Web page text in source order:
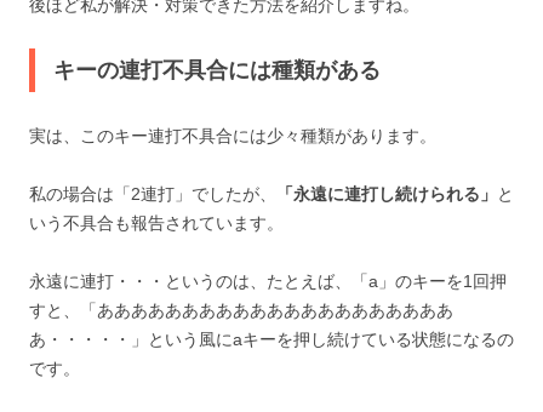
後ほど私が解決・対策できた方法を紹介しますね。
キーの連打不具合には種類がある
実は、このキー連打不具合には少々種類があります。
私の場合は「2連打」でしたが、 「永遠に連打し続けられる」 と
いう不具合も報告されています。
永遠に連打・・・というのは、たとえば、「a」のキーを1回押
すと、「あああああああああああああああああああああ
あ・・・・・」という風にaキーを押し続けている状態になるの
です。